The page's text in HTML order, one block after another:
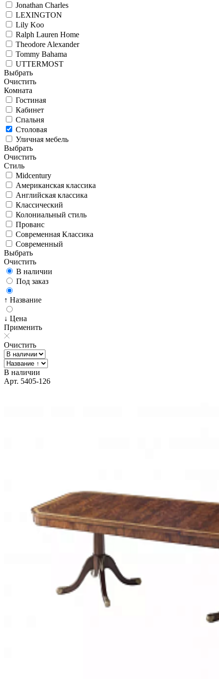
Jonathan Charles
LEXINGTON
Lily Koo
Ralph Lauren Home
Theodore Alexander
Tommy Bahama
UTTERMOST
Выбрать
Очистить
Комната
Гостиная
Кабинет
Спальня
Столовая
Уличная мебель
Выбрать
Очистить
Стиль
Midcentury
Американская классика
Английская классика
Классический
Колониальный стиль
Прованс
Современная Классика
Современный
Выбрать
Очистить
В наличии
Под заказ
↑ Название
↓ Цена
Применить
Очистить
В наличии
Арт. 5405-126